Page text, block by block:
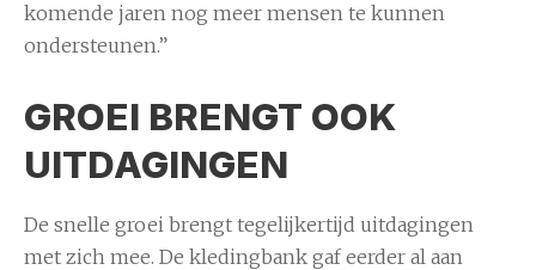
komende jaren nog meer mensen te kunnen
ondersteunen.”
GROEI BRENGT OOK
UITDAGINGEN
De snelle groei brengt tegelijkertijd uitdagingen
met zich mee. De kledingbank gaf eerder al aan